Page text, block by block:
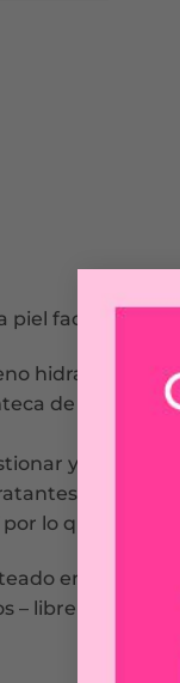
piel facial.
hidrata, nutre
de karité
y calmar
Puede
lo que puede
en
– libre de gluten